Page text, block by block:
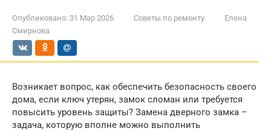
Опубликовано: 31 Мар 2026 Советы по ремонту
Елена
Смирнова
Возникает вопрос, как обеспечить безопасность своего
дома, если ключ утерян, замок сломан или требуется
повысить уровень защиты? Замена дверного замка –
задача, которую вполне можно выполнить